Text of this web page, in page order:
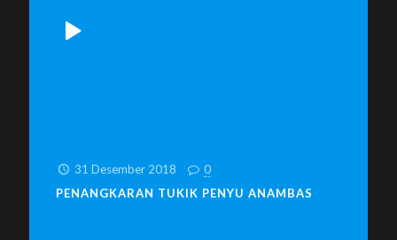
31 Desember 2018
0
PENANGKARAN TUKIK PENYU ANAMBAS